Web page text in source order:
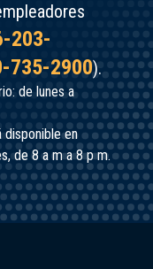
203-
735-2900).
de lunes a
disponible en
de 8 a m a 8 p m.